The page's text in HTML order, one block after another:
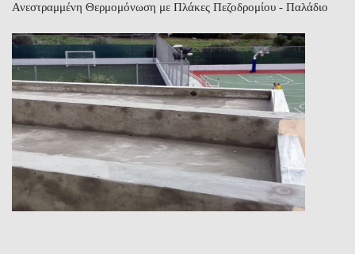
Ανεστραμμένη Θερμομόνωση με Πλάκες Πεζοδρομίου - Παλάδιο